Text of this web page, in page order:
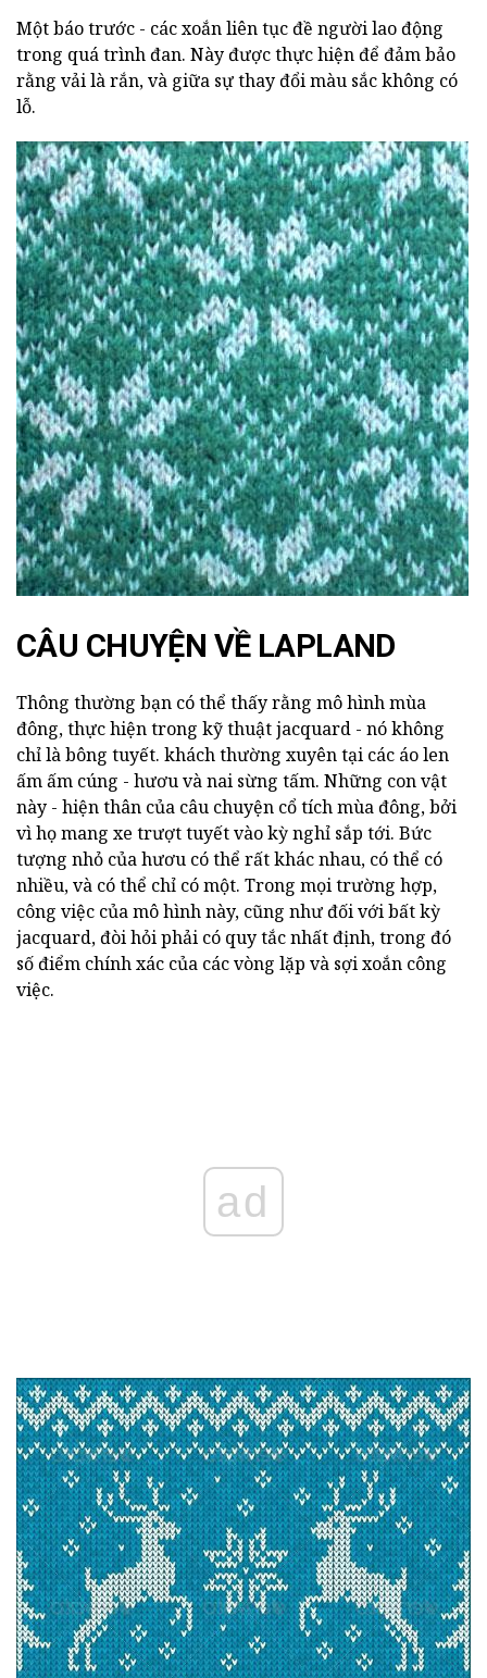
Một báo trước - các xoắn liên tục đề người lao động
trong quá trình đan. Này được thực hiện để đảm bảo
rằng vải là rắn, và giữa sự thay đổi màu sắc không có
lỗ.
CÂU CHUYỆN VỀ LAPLAND
Thông thường bạn có thể thấy rằng mô hình mùa
đông, thực hiện trong kỹ thuật jacquard - nó không
chỉ là bông tuyết. khách thường xuyên tại các áo len
ấm ấm cúng - hươu và nai sừng tấm. Những con vật
này - hiện thân của câu chuyện cổ tích mùa đông, bởi
vì họ mang xe trượt tuyết vào kỳ nghỉ sắp tới. Bức
tượng nhỏ của hươu có thể rất khác nhau, có thể có
nhiều, và có thể chỉ có một. Trong mọi trường hợp,
công việc của mô hình này, cũng như đối với bất kỳ
jacquard, đòi hỏi phải có quy tắc nhất định, trong đó
số điểm chính xác của các vòng lặp và sợi xoắn công
việc.
ad